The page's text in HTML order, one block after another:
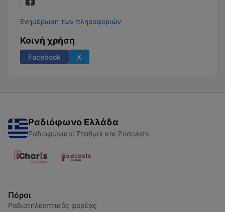
Ενημέρωση των πληροφοριών
Κοινή χρήση
Facebook X
Ραδιόφωνο Ελλάδα
Ραδιοφωνικοί Σταθμοί και Podcasts
Πόροι
Ραδιοτηλεοπτικός φορέας